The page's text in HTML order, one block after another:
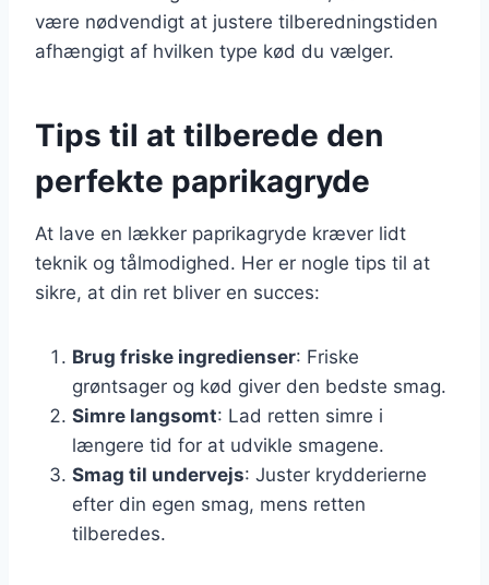
være nødvendigt at justere tilberedningstiden
afhængigt af hvilken type kød du vælger.
Tips til at tilberede den
perfekte paprikagryde
At lave en lækker paprikagryde kræver lidt
teknik og tålmodighed. Her er nogle tips til at
sikre, at din ret bliver en succes:
Brug friske ingredienser: Friske
grøntsager og kød giver den bedste smag.
Simre langsomt: Lad retten simre i
længere tid for at udvikle smagene.
Smag til undervejs: Juster krydderierne
efter din egen smag, mens retten
tilberedes.